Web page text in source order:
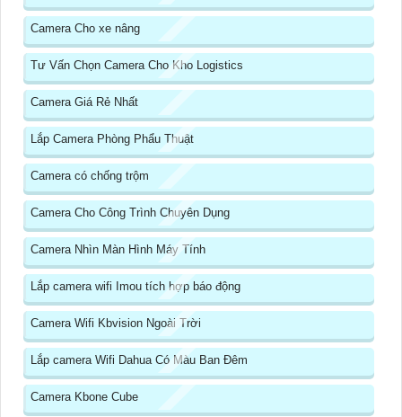
Camera Cho xe nâng
Tư Vấn Chọn Camera Cho Kho Logistics
Camera Giá Rẻ Nhất
Lắp Camera Phòng Phẩu Thuật
Camera có chống trộm
Camera Cho Công Trình Chuyên Dụng
Camera Nhìn Màn Hình Máy Tính
Lắp camera wifi Imou tích hợp báo động
Camera Wifi Kbvision Ngoài Trời
Lắp camera Wifi Dahua Có Màu Ban Đêm
Camera Kbone Cube